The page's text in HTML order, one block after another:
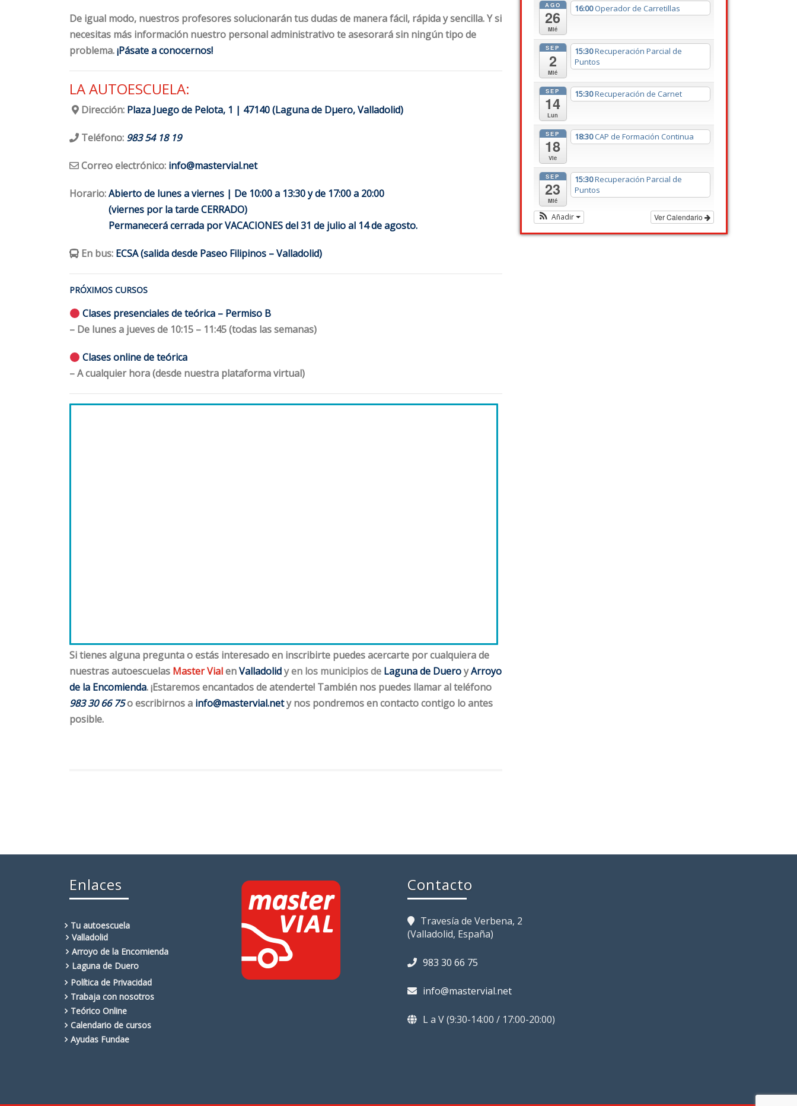
De igual modo, nuestros profesores solucionarán tus dudas de manera fácil, rápida y sencilla. Y si
necesitas más información nuestro personal administrativo te asesorará sin ningún tipo de
problema.¡Pásatea conocernos!
LA AUTOESCUELA:
Dirección: Plaza Juego de Pelota, 1 | 47140 (Laguna de Dµero, Valladolid)
Teléfono: 983 54 18 19
Correo electrónico: info@mastervial.net
Horario:Abierto de lunes a viernes | De 10:00 a 13:30 y de 17:00 a 20:00
(viernes por la tarde CERRADO)
Permanecerá cerrada por VACACIONES del 31 de julio al 14 de agosto.
En bus: ECSA (salida desde Paseo Filipinos – Valladolid)
PRÓXIMOS CURSOS
Clases presenciales de teórica – Permiso B
– De lunes a jueves de 10:15 – 11:45 (todas las semanas)
Clases online de teórica
– A cualquier hora (desde nuestra plataforma virtual)
Si tienes alguna pregunta o estás interesado en inscribirte puedes acercarte por cualquiera de
nuestras autoescuelas Master VialenValladolidy en los municipios de Laguna de DueroyArroyo
de la Encomienda. ¡Estaremos encantados de atenderte! También nos puedes llamar al teléfono
983 30 66 75o escribirnos a info@mastervial.nety nos pondremos en contacto contigo lo antes
posible.
AGO
26
Mié
16:00Operador de Carretillas
SEP
2
Mié
15:30Recuperación Parcial de
Puntos
SEP
14
Lun
15:30Recuperación de Carnet
SEP
18
Vie
18:30CAP de Formación Continua
SEP
23
Mié
15:30Recuperación Parcial de
Puntos
Ver Calendario
Añadir
Enlaces
Tu autoescuela
Valladolid
Arroyo de la Encomienda
Laguna de Duero
Política de Privacidad
Trabaja con nosotros
Teórico Online
Calendario de cursos
Ayudas Fundae
Contacto
Travesía de Verbena, 2
(Valladolid, España)
983 30 66 75
info@mastervial.net
L a V (9:30-14:00 / 17:00-20:00)